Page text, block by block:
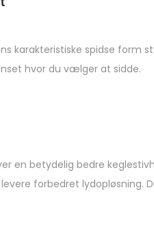
karakteristiske spidse
hvor du vælger at sidde.
en betydelig bedre
forbedret lydopløsning.